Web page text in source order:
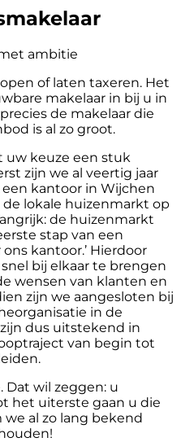
ambitie
of laten taxeren. Het
makelaar in bij u in
de makelaar die
is al zo groot.
uw keuze een stuk
zijn we al veertig jaar
kantoor in Wijchen
lokale huizenmarkt op
de huizenmarkt
stap van een
kantoor.’ Hierdoor
bij elkaar te brengen
wensen van klanten en
zijn we aangesloten bij
in de
dus uitstekend in
van begin tot
Dat wil zeggen: u
het uiterste gaan u die
al zo lang bekend